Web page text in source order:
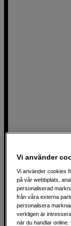
Epson
Skannar upp
Smart
Vi använder
Vi använder cookies
på vår webbplats,
personaliserad
från våra externa
personalisera
verkligen är
när du handlar